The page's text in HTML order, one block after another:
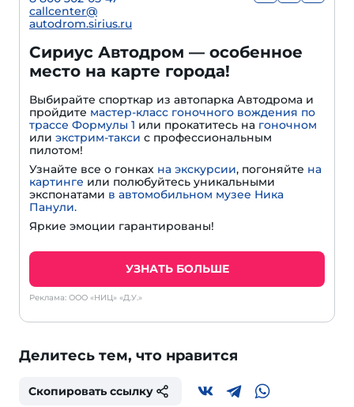
callcenter@
autodrom.sirius.ru
Сириус Автодром — особенное
место на карте города!
Выбирайте спорткар из автопарка Автодрома и
пройдите мастер-класс гоночного вождения по
трассе Формулы 1 или прокатитесь на гоночном
или экстрим-такси с профессиональным
пилотом!
Узнайте все о гонках на экскурсии, погоняйте на
картинге или полюбуйтесь уникальными
экспонатами в автомобильном музее Ника
Панули.
Яркие эмоции гарантированы!
УЗНАТЬ БОЛЬШЕ
Реклама: ООО «НИЦ» «Д.У.»
Делитесь тем, что нравится
Скопировать ссылку